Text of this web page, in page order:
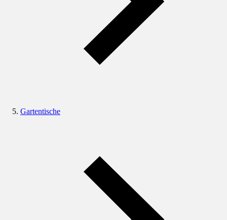
Gartentische